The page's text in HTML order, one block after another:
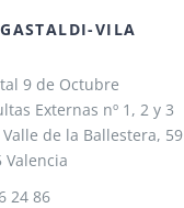
VILA
9 de Octubre
Externas nº 1, 2 y 3
de la Ballestera, 59
Valencia
24 86